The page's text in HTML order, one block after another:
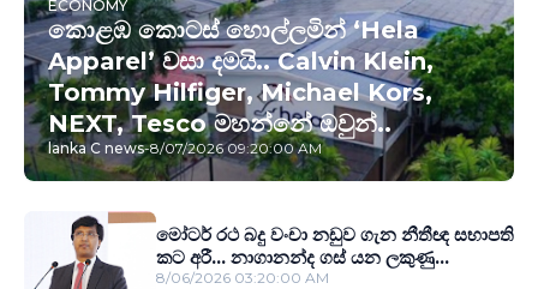
ECONOMY
කොළඹ කොටස් හොල්ලමින් ‘Hela
Apparel’ වසා දමයි.. Calvin Klein,
Tommy Hilfiger, Michael Kors,
NEXT, Tesco මහන්නේ ඔවුන්..
lanka C news-8/07/2026 09:20:00 AM
මෝටර් රථ බදු වංචා නඩුව ගැන නීතීඥ සභාපති
කට අරී... නාගානන්ද ගස් යන ලකුණු...
8/06/2026 03:20:00 AM